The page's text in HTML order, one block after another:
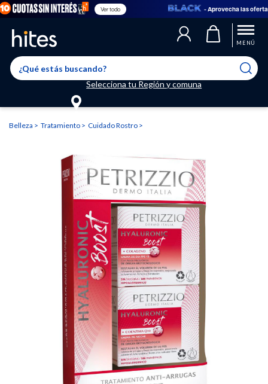
Ver todo - Aprovecha las ofertas en
MENÚ
Selecciona tu Región y comuna
El producto ha sido eliminado correctamente
El producto ha sido agregado a tu lista de favoritos correctamente
Llegaste al límite de productos favoritos permitidos, para agregar
uno nuevo ingresa a “Mi cuenta” y elimina los que ya no necesitas.
Belleza Tratamiento Cuidado Rostro